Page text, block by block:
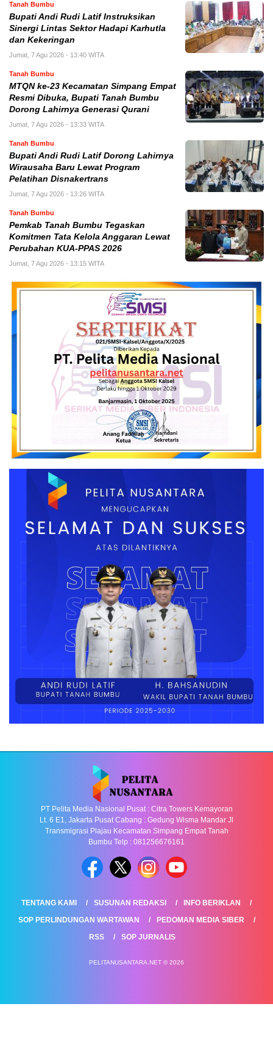
Tanah Bumbu
Bupati Andi Rudi Latif Instruksikan
Sinergi Lintas Sektor Hadapi Karhutla
dan Kekeringan
Jumat, 7 Agu 2026 - 13:40 WITA
Tanah Bumbu
MTQN ke-23 Kecamatan Simpang Empat
Resmi Dibuka, Bupati Tanah Bumbu
Dorong Lahirnya Generasi Qurani
Jumat, 7 Agu 2026 - 13:33 WITA
Tanah Bumbu
Bupati Andi Rudi Latif Dorong Lahirnya
Wirausaha Baru Lewat Program
Pelatihan Disnakertrans
Jumat, 7 Agu 2026 - 13:26 WITA
Tanah Bumbu
Pemkab Tanah Bumbu Tegaskan
Komitmen Tata Kelola Anggaran Lewat
Perubahan KUA-PPAS 2026
Jumat, 7 Agu 2026 - 13:15 WITA
PT Pelita Media Nasional Pusat : Citra Towers Kemayoran
Lt. 6 E1, Jakarta Pusat Cabang : Gedung Wisma Mandar Jl
Transmigrasi Plajau Kecamatan Simpang Empat Tanah
Bumbu Telp : 081256676161
TENTANG KAMI SUSUNAN REDAKSI
INFO BERIKLAN
SOP PERLINDUNGAN WARTAWAN
PEDOMAN MEDIA SIBER
RSS
SOP JURNALIS
PELITANUSANTARA.NET © 2026